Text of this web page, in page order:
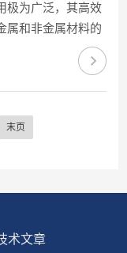
个部件需要定期
极为广泛，其高效
属和非金属材料的
的加工要求。以下
高效应用：1、精
密零件，如微型轴
天、医疗器械、电
末页
术文章